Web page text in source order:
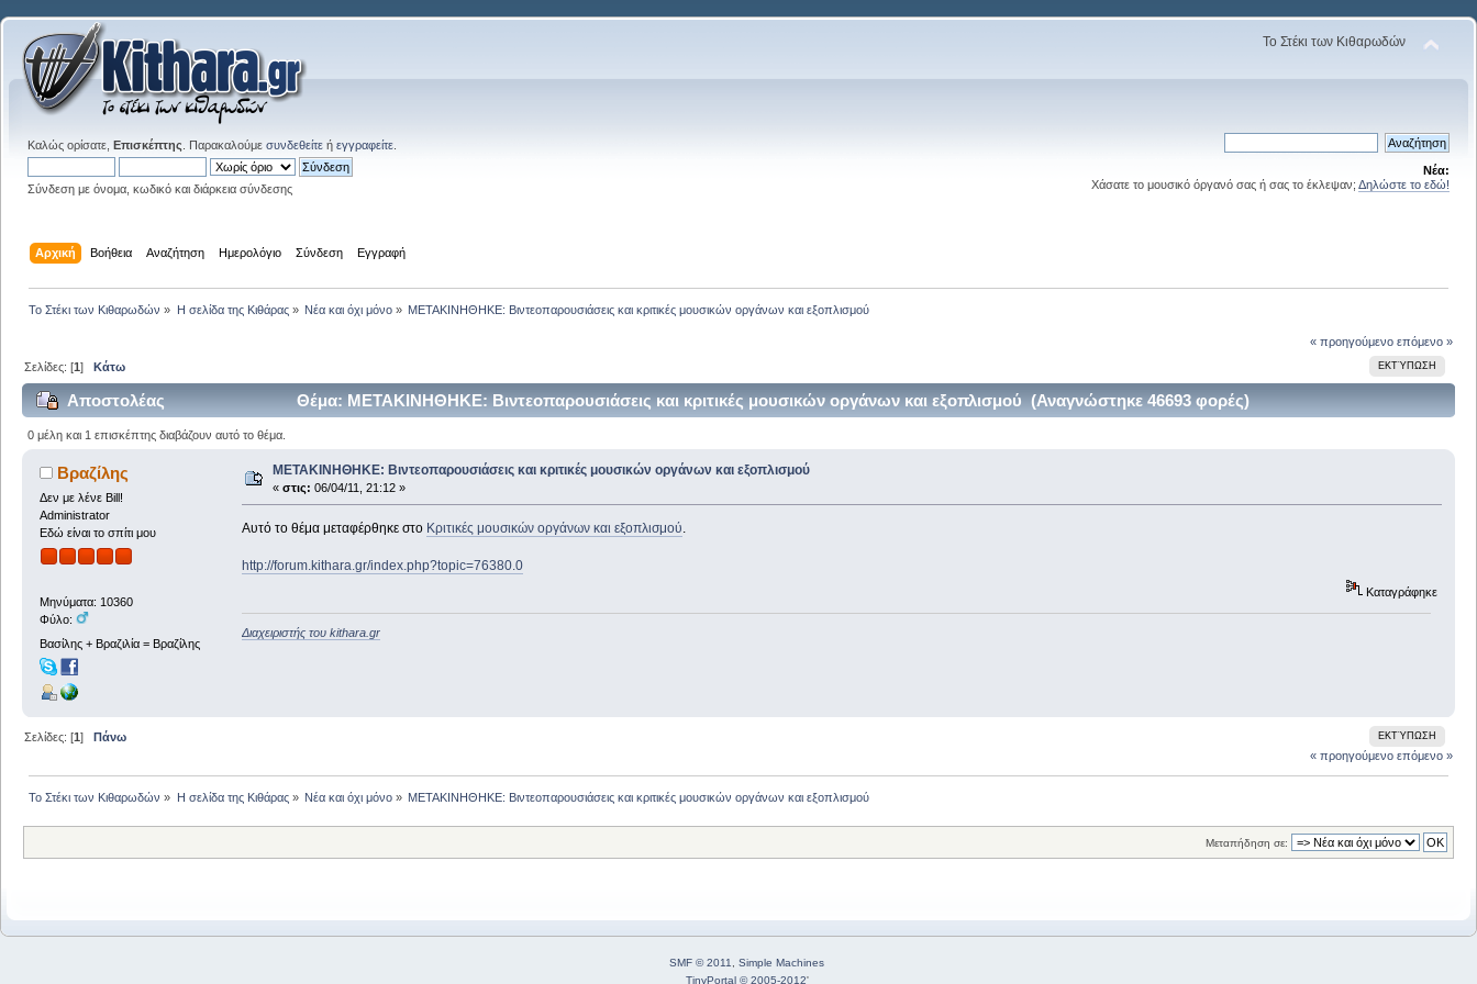
Το Στέκι των Κιθαρωδών
Καλώς ορίσατε, Επισκέπτης . Παρακαλούμε συνδεθείτε ή εγγραφείτε
Σύνδεση με όνομα, κωδικό και διάρκεια σύνδεσης
Νέα:
Χάσατε το μουσικό όργανό σας ή σας το έκλεψαν; Δηλώστε το εδώ!
Αρχική Βοήθεια Αναζήτηση Ημερολόγιο Σύνδεση Εγγραφή
Το Στέκι των Κιθαρωδών » Η σελίδα της Κιθάρας» Νέα και όχι μόνο» ΜΕΤΑΚΙΝΗΘΗΚΕ: Βιντεοπαρουσιάσεις και κριτικές μουσικών οργάνων και εξοπλισμού
« προηγούμενο επόμενο »
ΕΚΤΎΠΩΣΗ
Σελίδες: [1]Κάτω
Αποστολέας Θέμα: ΜΕΤΑΚΙΝΗΘΗΚΕ: Βιντεοπαρουσιάσεις και κριτικές μουσικών οργάνων και εξοπλισμού (Αναγνώστηκε 46693 φορές)
0 μέλη και 1 επισκέπτης διαβάζουν αυτό το θέμα.
Βραζίλης
Δεν με λένε Bill!
Administrator
Εδώ είναι το σπίτι μου
Μηνύματα: 10360
Φύλο:
Βασίλης + Βραζιλία = Βραζίλης
ΜΕΤΑΚΙΝΗΘΗΚΕ: Βιντεοπαρουσιάσεις και κριτικές μουσικών οργάνων και εξοπλισμού
« στις: 06/04/11, 21:12 »
Αυτό το θέμα μεταφέρθηκε στο Κριτικές μουσικών οργάνων και εξοπλισμού.
http://forum.kithara.gr/index.php?topic=76380.0
Καταγράφηκε
Διαχειριστής του kithara.gr
ΕΚΤΎΠΩΣΗ
Σελίδες: [1]Πάνω
« προηγούμενο επόμενο »
Το Στέκι των Κιθαρωδών » Η σελίδα της Κιθάρας» Νέα και όχι μόνο» ΜΕΤΑΚΙΝΗΘΗΚΕ: Βιντεοπαρουσιάσεις και κριτικές μουσικών οργάνων και εξοπλισμού
Μεταπήδηση σε:
SMF © 2011, Simple Machines
TinyPortal © 2005-2012'